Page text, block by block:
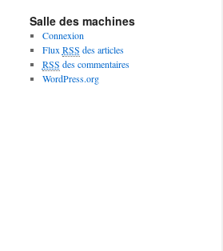
Salle des machines
Connexion
Flux RSS des articles
RSS des commentaires
WordPress.org